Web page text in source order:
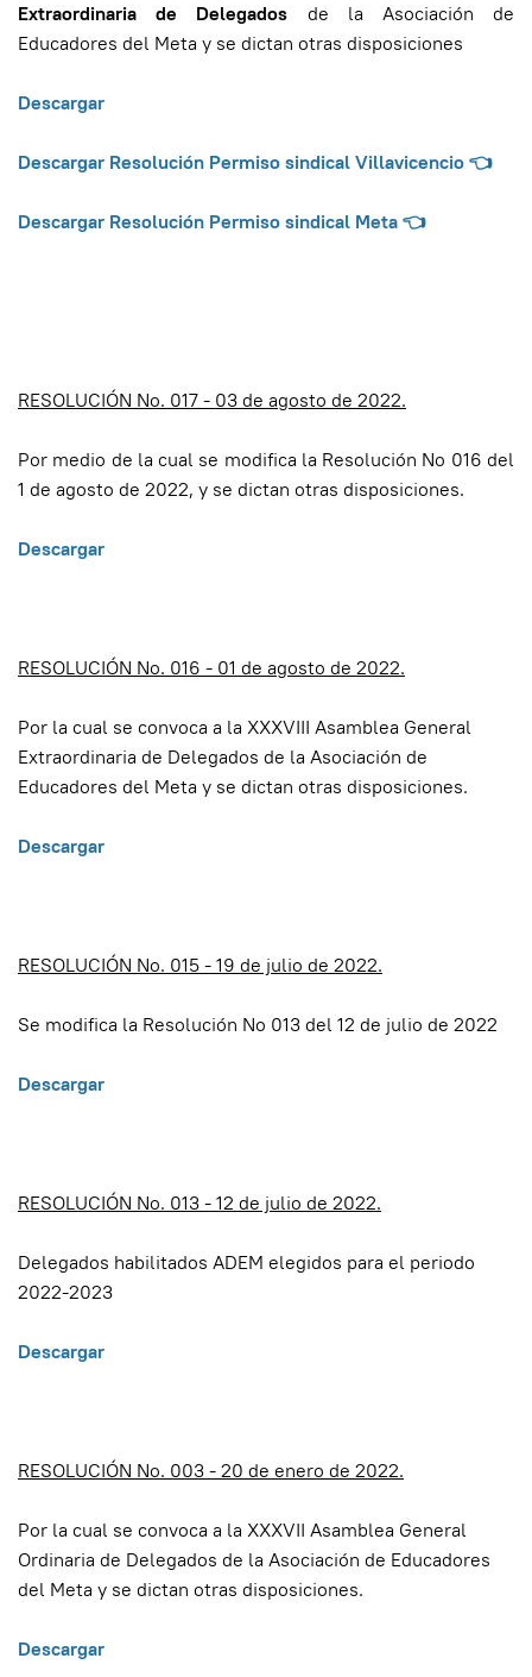
Extraordinaria de Delegados de la Asociación de
Educadores del Meta y se dictan otras disposiciones
Descargar
Descargar Resolución Permiso sindical Villavicencio 👈
Descargar Resolución Permiso sindical Meta👈
RESOLUCIÓN No. 017 - 03 de agosto de 2022.
Por medio de la cual se modifica la Resolución No 016 del
1 de agosto de 2022, y se dictan otras disposiciones.
Descargar
RESOLUCIÓN No. 016 - 01 de agosto de 2022.
Por la cual se convoca a la XXXVIII Asamblea General
Extraordinaria de Delegados de la Asociación de
Educadores del Meta y se dictan otras disposiciones.
Descargar
RESOLUCIÓN No. 015 - 19 de julio de 2022.
Se modifica la Resolución No 013 del 12 de julio de 2022
Descargar
RESOLUCIÓN No. 013 - 12 de julio de 2022.
Delegados habilitados ADEM elegidos para el periodo
2022-2023
Descargar
RESOLUCIÓN No. 003 - 20 de enero de 2022.
Por la cual se convoca a la XXXVII Asamblea General
Ordinaria de Delegados de la Asociación de Educadores
del Meta y se dictan otras disposiciones.
Descargar